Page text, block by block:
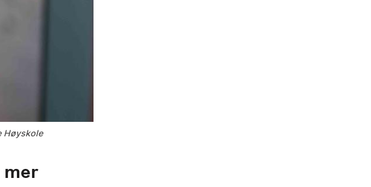
Høyskole
mer